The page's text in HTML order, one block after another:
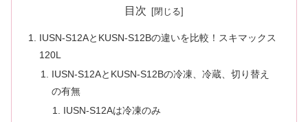
目次
IUSN-S12AとKUSN-S12Bの違いを比較！スキマックス
120L
IUSN-S12AとKUSN-S12Bの冷凍、冷蔵、切り替え
の有無
IUSN-S12Aは冷凍のみ